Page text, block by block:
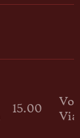
15.00